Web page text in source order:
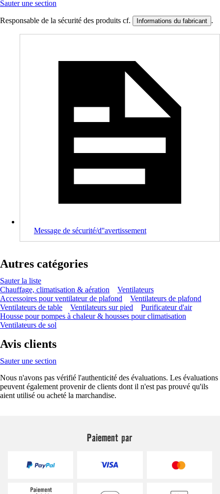
Sauter une section
Responsable de la sécurité des produits cf. Informations du fabricant .
Message de sécurité/d''avertissement
Autres catégories
Sauter la liste
Chauffage, climatisation & aération
Ventilateurs
Accessoires pour ventilateur de plafond
Ventilateurs de plafond
Ventilateurs de table
Ventilateurs sur pied
Purificateur d'air
Housse pour pompes à chaleur & housses pour climatisation
Ventilateurs de sol
Avis clients
Sauter une section
Nous n'avons pas vérifié l'authenticité des évaluations. Les évaluations
peuvent également provenir de clients dont il n'est pas prouvé qu'ils
aient utilisé ou acheté la marchandise.
Paiement par